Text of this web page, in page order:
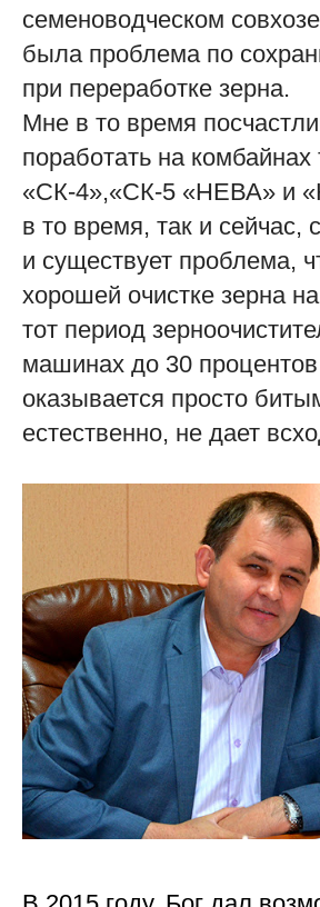
семеноводческом
была проблема по
при переработке зерна.
Мне в то время
поработать на комбайнах
«СК-4»,«СК-5 «НЕВА» и
в то время, так и сейчас,
и существует проблема,
хорошей очистке зерна
тот период
машинах до 30
оказывается просто
естественно, не дает